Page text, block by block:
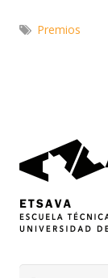
Premios